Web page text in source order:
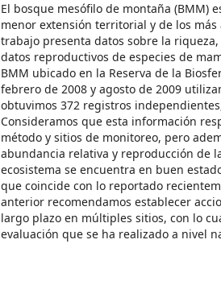
El bosque mesófilo de montaña (BMM)
menor extensión territorial y de los más
trabajo presenta datos sobre la
datos reproductivos de especies de
BMM ubicado en la Reserva de la
febrero de 2008 y agosto de 2009
obtuvimos 372 registros
Consideramos que esta información
método y sitios de monitoreo, pero
abundancia relativa y reproducción de
ecosistema se encuentra en buen
que coincide con lo reportado
anterior recomendamos establecer
largo plazo en múltiples sitios, con lo
evaluación que se ha realizado a nivel